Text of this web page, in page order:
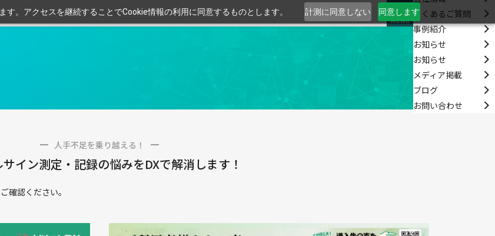
。アクセスを継続することでCookie情報の利用に同意するものとします。 計測に同意しない
同意します
MENU
よくあるご質問
事例紹介
お知らせ
お知らせ
メディア掲載
ブログ
お問い合わせ
人手不足を乗り越える！
イン測定・記録の悩みをDXで解消します！
確認ください。